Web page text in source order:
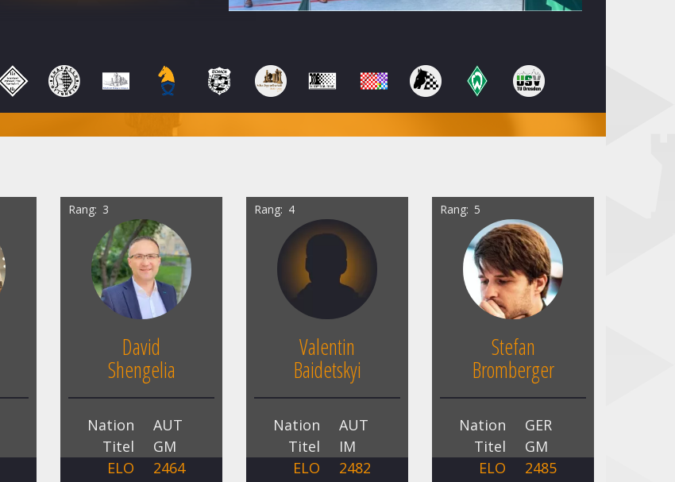
Rang 3
David
Shengelia
Nation
AUT
Titel
GM
ELO
2464
Rang 4
Valentin
Baidetskyi
Nation
AUT
Titel
IM
ELO
2482
Rang 5
Stefan
Bromberger
Nation
GER
Titel
GM
ELO
2485